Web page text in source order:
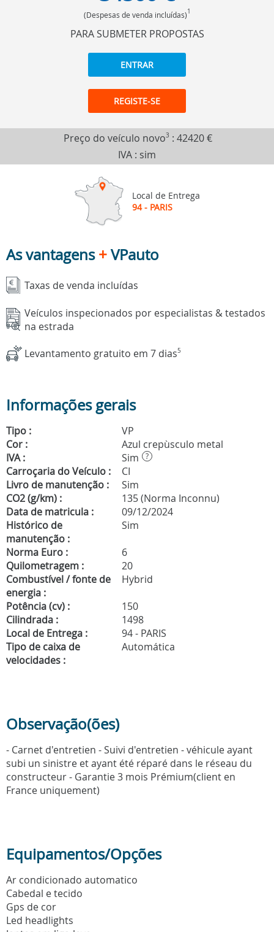
(Despesas de venda incluídas)1
PARA SUBMETER PROPOSTAS
ENTRAR
REGISTE-SE
Preço do veículo novo3 : 42420 €
IVA : sim
Local de Entrega
94 - PARIS
As vantagens+VPauto
Taxas de venda incluídas
Veículos inspecionados por especialistas & testados
na estrada
Levantamento gratuito em 7 dias5
Informações gerais
Tipo :
VP
Cor :
Azul crepùsculo metal
IVA :
Sim ?
Carroçaria do Veículo :
CI
Livro de manutenção :
Sim
CO2 (g/km) :
135 (Norma Inconnu)
Data de matricula :
09/12/2024
Histórico de
manutenção :
Sim
Norma Euro :
6
Quilometragem :
20
Combustível / fonte de
energia :
Hybrid
Potência (cv) :
150
Cilindrada :
1498
Local de Entrega :
94 - PARIS
Tipo de caixa de
velocidades :
Automática
Observação(ões)
- Carnet d'entretien - Suivi d'entretien - véhicule ayant
subi un sinistre et ayant été réparé dans le réseau du
constructeur - Garantie 3 mois Prémium(client en
France uniquement)
Equipamentos/Opções
Ar condicionado automatico
Cabedal e tecido
Gps de cor
Led headlights